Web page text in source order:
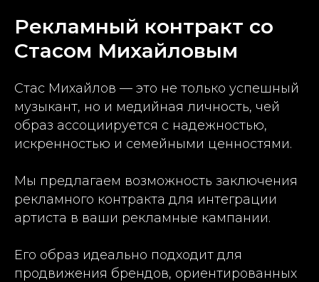
Рекламный контракт со
Стасом Михайловым
Стас Михайлов — это не только успешный
музыкант, но и медийная личность, чей
образ ассоциируется с надежностью,
искренностью и семейными ценностями.
Мы предлагаем возможность заключения
рекламного контракта для интеграции
артиста в ваши рекламные кампании.
Его образ идеально подходит для
продвижения брендов, ориентированных